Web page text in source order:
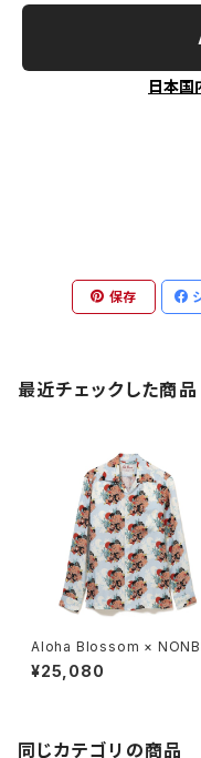
日本国
保存
最近チェックした商品
Aloha Blossom × NONBEE!
¥25,080
同じカテゴリの商品